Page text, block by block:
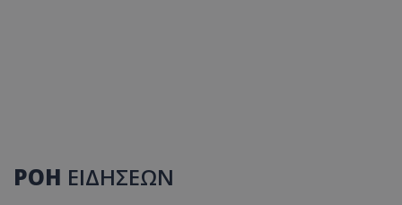
ΡΟΗ ΕΙΔΗΣΕΩΝ